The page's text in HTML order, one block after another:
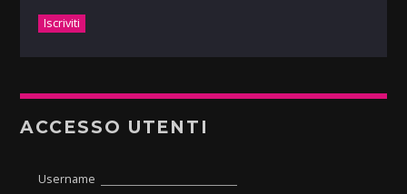
ACCESSO UTENTI
Username